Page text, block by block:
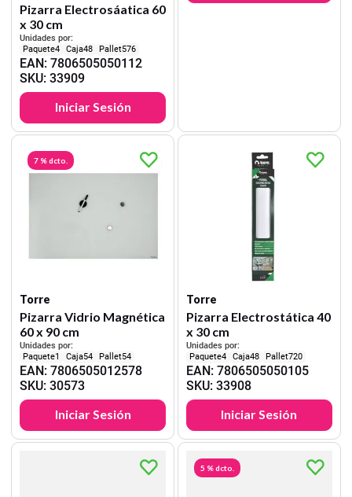
Pizarra Electrosáatica 60
x 30 cm
Unidades por:
4
48 576
EAN:7806505050112
SKU:33909
Iniciar Sesión
7 %dcto.
Torre
Pizarra Vidrio Magnética
60 x 90 cm
Unidades por:
1
54 54
EAN:7806505012578
SKU:30573
Iniciar Sesión
Torre
Pizarra Electrostática 40
x 30 cm
Unidades por:
4
48 720
EAN: 7806505050105
SKU: 33908
Iniciar Sesión
5 %dcto.